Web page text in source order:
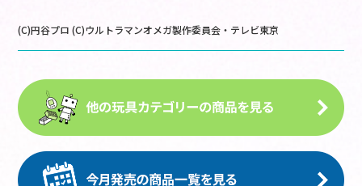
(C)円谷プロ (C)ウルトラマンオメガ製作委員会・テレビ東京